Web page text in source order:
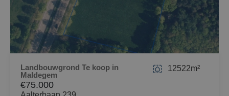
Landbouwgrond Te koop in
Maldegem
€75.000
12522m²